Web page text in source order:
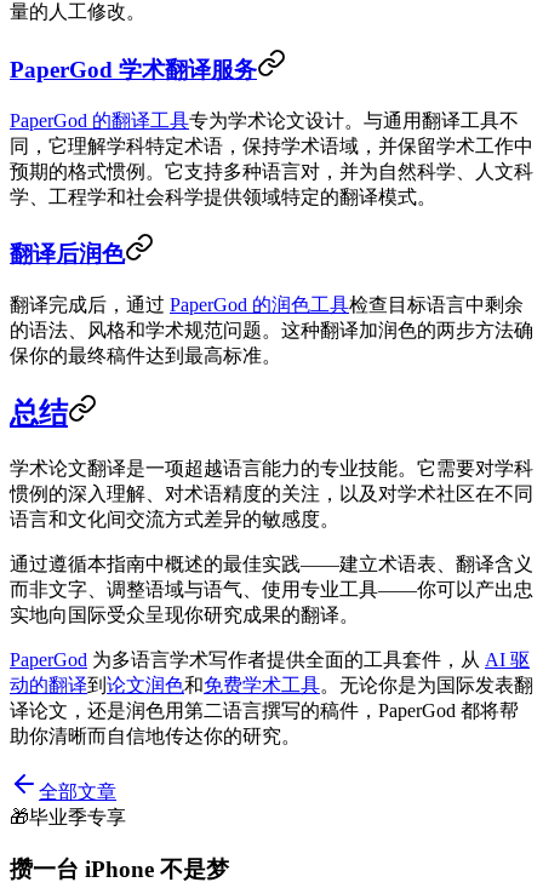
量的人工修改。
PaperGod 学术翻译服务
PaperGod 的翻译工具专为学术论文设计。与通用翻译工具不
同，它理解学科特定术语，保持学术语域，并保留学术工作中
预期的格式惯例。它支持多种语言对，并为自然科学、人文科
学、工程学和社会科学提供领域特定的翻译模式。
翻译后润色
翻译完成后，通过 PaperGod 的润色工具检查目标语言中剩余
的语法、风格和学术规范问题。这种翻译加润色的两步方法确
保你的最终稿件达到最高标准。
总结
学术论文翻译是一项超越语言能力的专业技能。它需要对学科
惯例的深入理解、对术语精度的关注，以及对学术社区在不同
语言和文化间交流方式差异的敏感度。
通过遵循本指南中概述的最佳实践——建立术语表、翻译含义
而非文字、调整语域与语气、使用专业工具——你可以产出忠
实地向国际受众呈现你研究成果的翻译。
PaperGod 为多语言学术写作者提供全面的工具套件，从 AI 驱
动的翻译到 论文润色和免费学术工具。无论你是为国际发表翻
译论文，还是润色用第二语言撰写的稿件，PaperGod 都将帮
助你清晰而自信地传达你的研究。
全部文章
🎁毕业季专享
攒一台 iPhone 不是梦